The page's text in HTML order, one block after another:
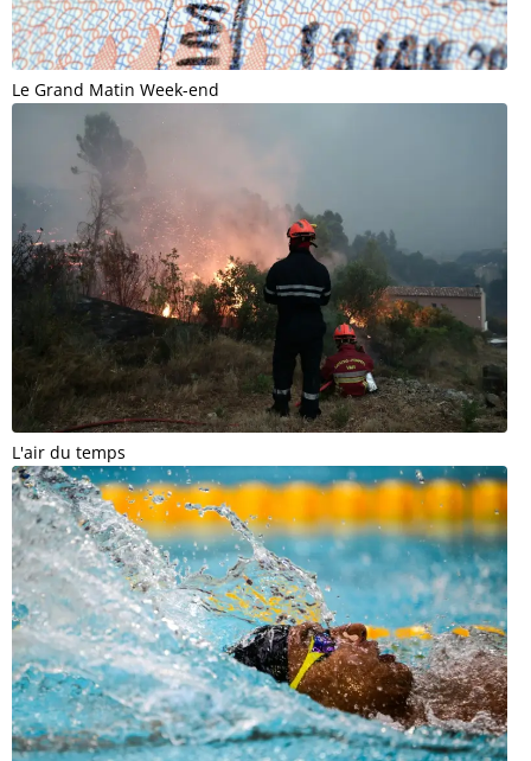
Le Grand Matin Week-end
L'air du temps